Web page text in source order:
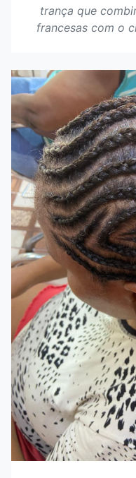
trança que
francesas com o